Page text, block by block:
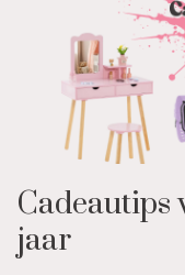
Cadeautips
jaar